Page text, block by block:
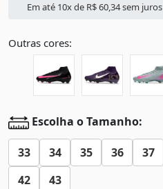
Em até 10x de R$60,34sem juros
Outras cores:
Escolha o Tamanho:
33 34 35 36 37
42
43